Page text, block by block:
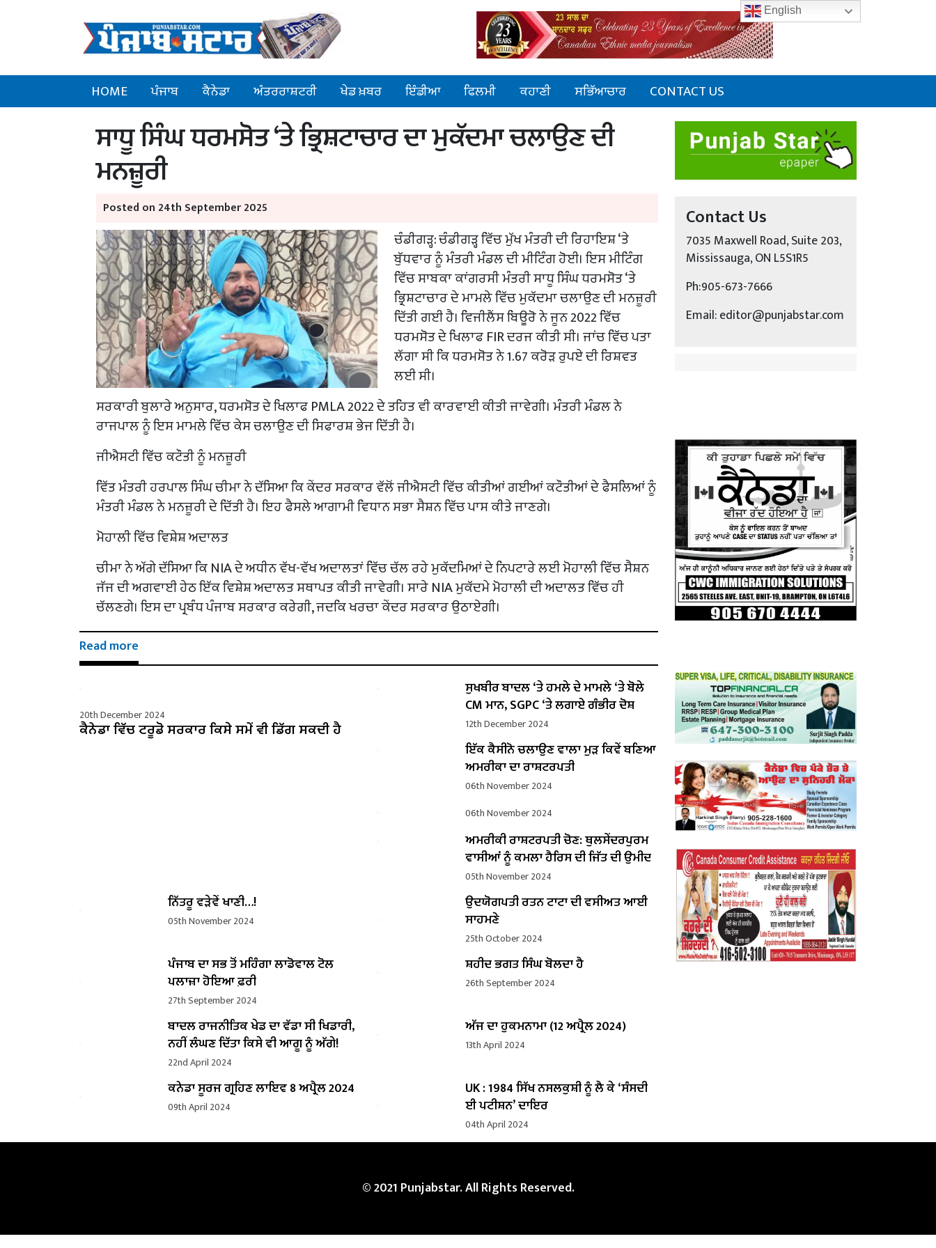
HOME ਪੰਜਾਬ ਕੈਨੇਡਾ ਅੰਤਰਰਾਸ਼ਟਰੀ ਖੇਡ ਖ਼ਬਰ ਇੰਡੀਆ ਫਿਲਮੀ ਕਹਾਣੀ ਸਭਿੱਆਚਾਰ CONTACT US
ਸਾਧੂ ਸਿੰਘ ਧਰਮਸੋਤ ‘ਤੇ ਭ੍ਰਿਸ਼ਟਾਚਾਰ ਦਾ ਮੁਕੱਦਮਾ ਚਲਾਉਣ ਦੀ
ਮਨਜ਼ੂਰੀ
Posted on 24th September 2025
ਚੰਡੀਗੜ੍ਹ: ਚੰਡੀਗੜ੍ਹ ਵਿੱਚ ਮੁੱਖ ਮੰਤਰੀ ਦੀ ਰਿਹਾਇਸ਼ ‘ਤੇ
ਬੁੱਧਵਾਰ ਨੂੰ ਮੰਤਰੀ ਮੰਡਲ ਦੀ ਮੀਟਿੰਗ ਹੋਈ। ਇਸ ਮੀਟਿੰਗ
ਵਿੱਚ ਸਾਬਕਾ ਕਾਂਗਰਸੀ ਮੰਤਰੀ ਸਾਧੂ ਸਿੰਘ ਧਰਮਸੋਤ ‘ਤੇ
ਭ੍ਰਿਸ਼ਟਾਚਾਰ ਦੇ ਮਾਮਲੇ ਵਿੱਚ ਮੁਕੱਦਮਾ ਚਲਾਉਣ ਦੀ ਮਨਜ਼ੂਰੀ
ਦਿੱਤੀ ਗਈ ਹੈ। ਵਿਜੀਲੈਂਸ ਬਿਊਰੋ ਨੇ ਜੂਨ 2022 ਵਿੱਚ
ਧਰਮਸੋਤ ਦੇ ਖਿਲਾਫ FIR ਦਰਜ ਕੀਤੀ ਸੀ। ਜਾਂਚ ਵਿੱਚ ਪਤਾ
ਲੱਗਾ ਸੀ ਕਿ ਧਰਮਸੋਤ ਨੇ 1.67 ਕਰੋੜ ਰੁਪਏ ਦੀ ਰਿਸ਼ਵਤ
ਲਈ ਸੀ।
ਸਰਕਾਰੀ ਬੁਲਾਰੇ ਅਨੁਸਾਰ, ਧਰਮਸੋਤ ਦੇ ਖਿਲਾਫ PMLA 2022 ਦੇ ਤਹਿਤ ਵੀ ਕਾਰਵਾਈ ਕੀਤੀ ਜਾਵੇਗੀ। ਮੰਤਰੀ ਮੰਡਲ ਨੇ
ਰਾਜਪਾਲ ਨੂੰ ਇਸ ਮਾਮਲੇ ਵਿੱਚ ਕੇਸ ਚਲਾਉਣ ਦੀ ਸਿਫਾਰਸ਼ ਭੇਜ ਦਿੱਤੀ ਹੈ।
ਜੀਐਸਟੀ ਵਿੱਚ ਕਟੌਤੀ ਨੂੰ ਮਨਜ਼ੂਰੀ
ਵਿੱਤ ਮੰਤਰੀ ਹਰਪਾਲ ਸਿੰਘ ਚੀਮਾ ਨੇ ਦੱਸਿਆ ਕਿ ਕੇਂਦਰ ਸਰਕਾਰ ਵੱਲੋਂ ਜੀਐਸਟੀ ਵਿੱਚ ਕੀਤੀਆਂ ਗਈਆਂ ਕਟੌਤੀਆਂ ਦੇ ਫੈਸਲਿਆਂ ਨੂੰ
ਮੰਤਰੀ ਮੰਡਲ ਨੇ ਮਨਜ਼ੂਰੀ ਦੇ ਦਿੱਤੀ ਹੈ। ਇਹ ਫੈਸਲੇ ਆਗਾਮੀ ਵਿਧਾਨ ਸਭਾ ਸੈਸ਼ਨ ਵਿੱਚ ਪਾਸ ਕੀਤੇ ਜਾਣਗੇ।
ਮੋਹਾਲੀ ਵਿੱਚ ਵਿਸ਼ੇਸ਼ ਅਦਾਲਤ
ਚੀਮਾ ਨੇ ਅੱਗੇ ਦੱਸਿਆ ਕਿ NIA ਦੇ ਅਧੀਨ ਵੱਖ-ਵੱਖ ਅਦਾਲਤਾਂ ਵਿੱਚ ਚੱਲ ਰਹੇ ਮੁਕੱਦਮਿਆਂ ਦੇ ਨਿਪਟਾਰੇ ਲਈ ਮੋਹਾਲੀ ਵਿੱਚ ਸੈਸ਼ਨ
ਜੱਜ ਦੀ ਅਗਵਾਈ ਹੇਠ ਇੱਕ ਵਿਸ਼ੇਸ਼ ਅਦਾਲਤ ਸਥਾਪਤ ਕੀਤੀ ਜਾਵੇਗੀ। ਸਾਰੇ NIA ਮੁਕੱਦਮੇ ਮੋਹਾਲੀ ਦੀ ਅਦਾਲਤ ਵਿੱਚ ਹੀ
ਚੱਲਣਗੇ। ਇਸ ਦਾ ਪ੍ਰਬੰਧ ਪੰਜਾਬ ਸਰਕਾਰ ਕਰੇਗੀ, ਜਦਕਿ ਖਰਚਾ ਕੇਂਦਰ ਸਰਕਾਰ ਉਠਾਏਗੀ।
Read more
20th December 2024
ਕੈਨੇਡਾ ਵਿੱਚ ਟਰੂਡੋ ਸਰਕਾਰ ਕਿਸੇ ਸਮੇਂ ਵੀ ਡਿੱਗ ਸਕਦੀ ਹੈ
ਸੁਖਬੀਰ ਬਾਦਲ ‘ਤੇ ਹਮਲੇ ਦੇ ਮਾਮਲੇ ‘ਤੇ ਬੋਲੇ ​​
CM ਮਾਨ, SGPC ‘ਤੇ ਲਗਾਏ ਗੰਭੀਰ ਦੋਸ਼
12th December 2024
ਇੱਕ ਕੈਸੀਨੋ ਚਲਾਉਣ ਵਾਲਾ ਮੁੜ ਕਿਵੇਂ ਬਣਿਆ
ਅਮਰੀਕਾ ਦਾ ਰਾਸ਼ਟਰਪਤੀ
06th November 2024
06th November 2024
ਅਮਰੀਕੀ ਰਾਸ਼ਟਰਪਤੀ ਚੋਣ: ਥੁਲਸੇਂਦਰਪੁਰਮ
ਵਾਸੀਆਂ ਨੂੰ ਕਮਲਾ ਹੈਰਿਸ ਦੀ ਜਿੱਤ ਦੀ ਉਮੀਦ
05th November 2024
ਨਿੱਤਰੂ ਵੜੇਵੇਂ ਖਾਣੀ…!
05th November 2024
ਉਦਯੋਗਪਤੀ ਰਤਨ ਟਾਟਾ ਦੀ ਵਸੀਅਤ ਆਈ
ਸਾਹਮਣੇ
25th October 2024
ਪੰਜਾਬ ਦਾ ਸਭ ਤੋਂ ਮਹਿੰਗਾ ਲਾਡੋਵਾਲ ਟੋਲ
ਪਲਾਜ਼ਾ ਹੋਇਆ ਫ਼ਰੀ
27th September 2024
ਸ਼ਹੀਦ ਭਗਤ ਸਿੰਘ ਬੋਲਦਾ ਹੈ
26th September 2024
ਬਾਦਲ ਰਾਜਨੀਤਿਕ ਖੇਡ ਦਾ ਵੱਡਾ ਸੀ ਖਿਡਾਰੀ,
ਨਹੀਂ ਲੰਘਣ ਦਿੱਤਾ ਕਿਸੇ ਵੀ ਆਗੂ ਨੂੰ ਅੱਗੇ!
22nd April 2024
ਅੱਜ ਦਾ ਹੁਕਮਨਾਮਾ (12 ਅਪ੍ਰੈਲ 2024)
13th April 2024
ਕਨੇਡਾ ਸੂਰਜ ਗ੍ਰਹਿਣ ਲਾਇਵ 8 ਅਪ੍ਰੈਲ 2024
09th April 2024
UK : 1984 ਸਿੱਖ ਨਸਲਕੁਸ਼ੀ ਨੂੰ ਲੈ ਕੇ ‘ਸੰਸਦੀ
ਈ ਪਟੀਸ਼ਨ’ ਦਾਇਰ
04th April 2024
Contact Us
7035 Maxwell Road, Suite 203,
Mississauga, ON L5S1R5
Ph:905-673-7666
Email: editor@punjabstar.com
© 2021 Punjabstar. All Rights Reserved.
English